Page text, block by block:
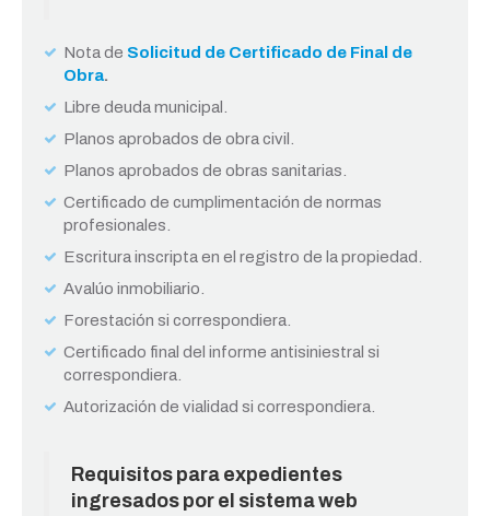
Nota de Solicitud de Certificado de Final de
Obra.
Libre deuda municipal.
Planos aprobados de obra civil.
Planos aprobados de obras sanitarias.
Certificado de cumplimentación de normas
profesionales.
Escritura inscripta en el registro de la propiedad.
Avalúo inmobiliario.
Forestación si correspondiera.
Certificado final del informe antisiniestral si
correspondiera.
Autorización de vialidad si correspondiera.
Requisitos para expedientes
ingresados por el sistema web